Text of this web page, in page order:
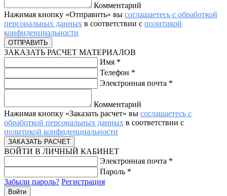
Комментарий
Нажимая кнопку «Отправить» вы соглашаетесь с обработкой
персональных данных в соответствии с политикой
конфиденциальности
ЗАКАЗАТЬ РАСЧЕТ МАТЕРИАЛОВ
Имя *
Телефон *
Электронная почта *
Комментарий
Нажимая кнопку «Заказать расчет» вы соглашаетесь с
обработкой персональных данных в соответствии с
политикой конфиденциальности
ВОЙТИ В ЛИЧНЫЙ КАБИНЕТ
Электронная почта *
Пароль *
Забыли пароль? Регистрация